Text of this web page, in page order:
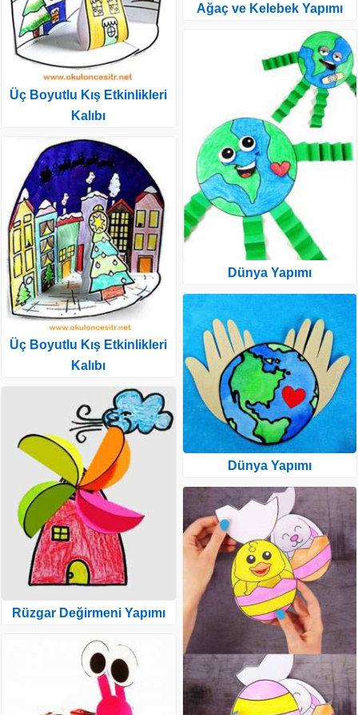
Üç Boyutlu Kış Etkinlikleri
Kalıbı
Üç Boyutlu Kış Etkinlikleri
Kalıbı
Rüzgar Değirmeni Yapımı
Ağaç ve Kelebek Yapımı
Dünya Yapımı
Dünya Yapımı